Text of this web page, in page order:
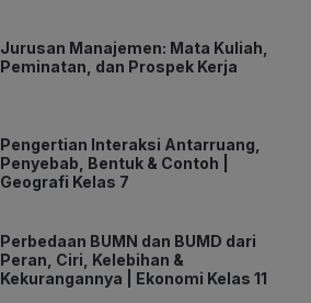
Jurusan Manajemen: Mata Kuliah,
Peminatan, dan Prospek Kerja
Pengertian Interaksi Antarruang,
Penyebab, Bentuk & Contoh |
Geografi Kelas 7
Perbedaan BUMN dan BUMD dari
Peran, Ciri, Kelebihan &
Kekurangannya | Ekonomi Kelas 11